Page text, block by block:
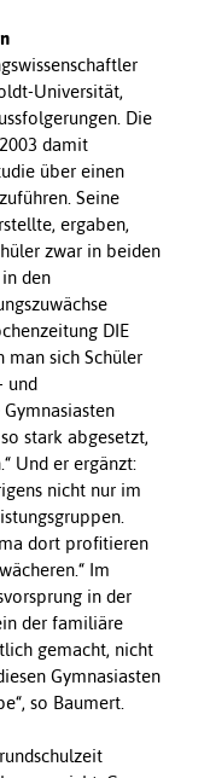
Universität,
Die
damit
über einen
Seine
ergaben,
zwar in beiden
den
DIE
man sich Schüler
und
stark abgesetzt,
Und er ergänzt:
nicht nur im
dort profitieren
Im
in der
der familiäre
gemacht, nicht
Gymnasiasten
so Baumert.